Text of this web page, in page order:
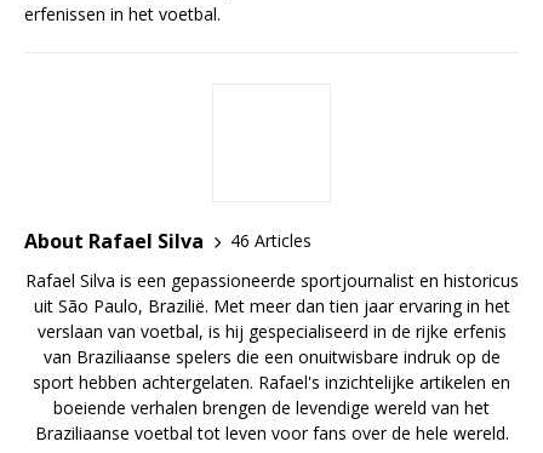
erfenissen in het voetbal.
About Rafael Silva
46 Articles
Rafael Silva is een gepassioneerde sportjournalist en historicus
uit São Paulo, Brazilië. Met meer dan tien jaar ervaring in het
verslaan van voetbal, is hij gespecialiseerd in de rijke erfenis
van Braziliaanse spelers die een onuitwisbare indruk op de
sport hebben achtergelaten. Rafael's inzichtelijke artikelen en
boeiende verhalen brengen de levendige wereld van het
Braziliaanse voetbal tot leven voor fans over de hele wereld.